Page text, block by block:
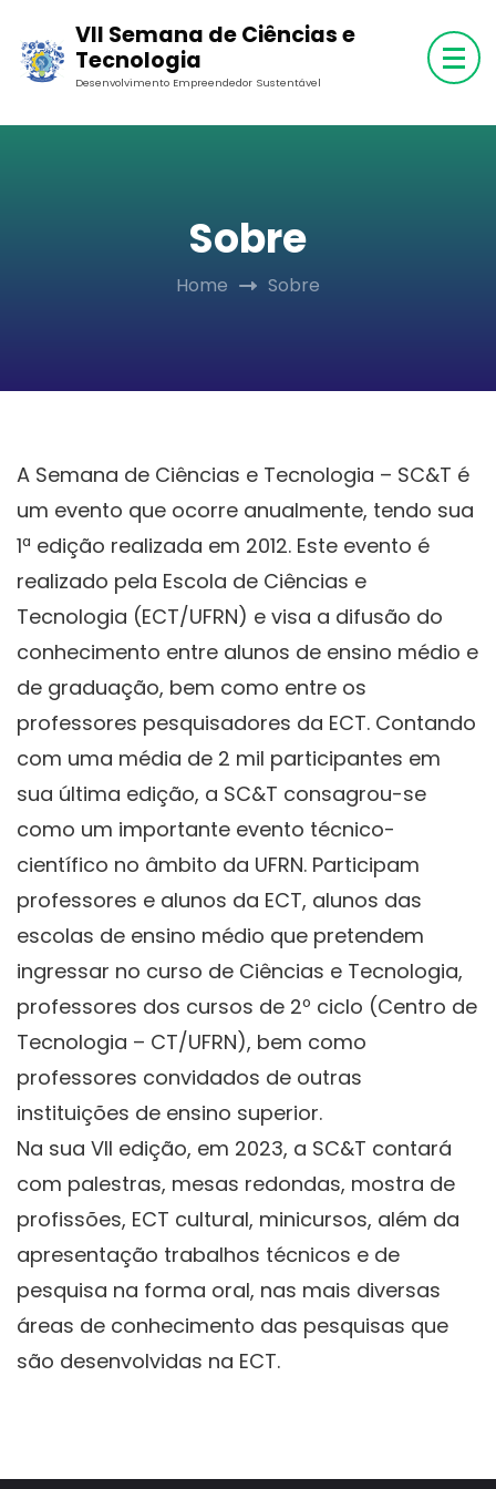
content
(Press
VII Semana de Ciências e
Tecnologia
Desenvolvimento Empreendedor Sustentável
Sobre
Home Sobre
A Semana de Ciências e Tecnologia – SC&T é
um evento que ocorre anualmente, tendo sua
1ª edição realizada em 2012. Este evento é
realizado pela Escola de Ciências e
Tecnologia (ECT/UFRN) e visa a difusão do
conhecimento entre alunos de ensino médio e
de graduação, bem como entre os
professores pesquisadores da ECT. Contando
com uma média de 2 mil participantes em
sua última edição, a SC&T consagrou-se
como um importante evento técnico-
científico no âmbito da UFRN. Participam
professores e alunos da ECT, alunos das
escolas de ensino médio que pretendem
ingressar no curso de Ciências e Tecnologia,
professores dos cursos de 2º ciclo (Centro de
Tecnologia – CT/UFRN), bem como
professores convidados de outras
instituições de ensino superior.
Na sua VII edição, em 2023, a SC&T contará
com palestras, mesas redondas, mostra de
profissões, ECT cultural, minicursos, além da
apresentação trabalhos técnicos e de
pesquisa na forma oral, nas mais diversas
áreas de conhecimento das pesquisas que
são desenvolvidas na ECT.